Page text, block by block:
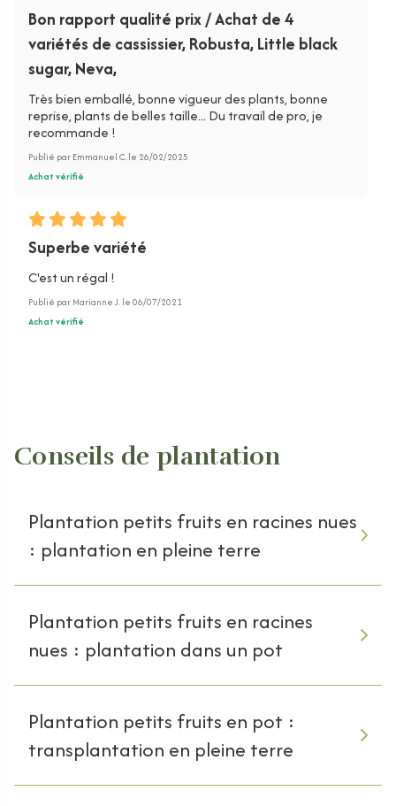
Bon rapport qualité prix / Achat de 4
variétés de cassissier, Robusta, Little black
sugar, Neva,
Très bien emballé, bonne vigueur des plants, bonne
reprise, plants de belles taille... Du travail de pro, je
recommande !
Publié par Emmanuel C. le 26/02/2025
Achat vérifié
Superbe variété
C'est un régal !
Publié par Marianne J. le 06/07/2021
Achat vérifié
Conseils de plantation
Plantation petits fruits en racines nues
: plantation en pleine terre
Plantation petits fruits en racines
nues : plantation dans un pot
Plantation petits fruits en pot :
transplantation en pleine terre